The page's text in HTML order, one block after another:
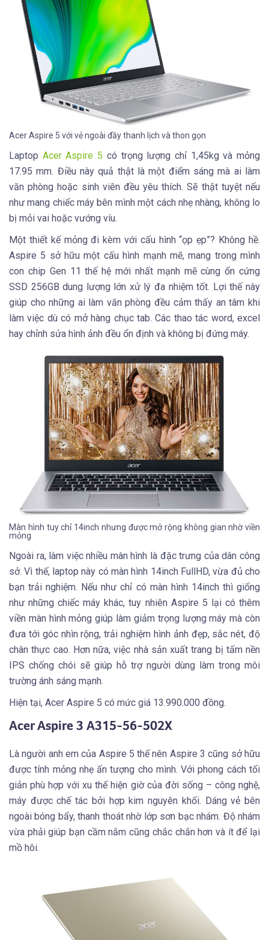
Acer Aspire 5 với vẻ ngoài đầy thanh lịch và thon gọn
Laptop Acer Aspire 5 có trọng lượng chỉ 1,45kg và mỏng
17.95 mm. Điều này quả thật là một điểm sáng mà ai làm
văn phòng hoặc sinh viên đều yêu thích. Sẽ thật tuyệt nếu
như mang chiếc máy bên mình một cách nhẹ nhàng, không lo
bị mỏi vai hoặc vướng víu.
Một thiết kế mỏng đi kèm với cấu hình “ọp ẹp”? Không hề.
Aspire 5 sở hữu một cấu hình mạnh mẽ, mang trong mình
con chip Gen 11 thế hệ mới nhất mạnh mẽ cùng ổn cứng
SSD 256GB dung lượng lớn xử lý đa nhiệm tốt. Lợi thế này
giúp cho những ai làm văn phòng đều cảm thấy an tâm khi
làm việc dù có mở hàng chục tab. Các thao tác word, excel
hay chỉnh sửa hình ảnh đều ổn định và không bị đứng máy.
Màn hình tuy chỉ 14inch nhưng được mở rộng không gian nhờ viền
mỏng
Ngoài ra, làm việc nhiều màn hình là đặc trưng của dân công
sở. Vì thế, laptop này có màn hình 14inch FullHD, vừa đủ cho
bạn trải nghiệm. Nếu như chỉ có màn hình 14inch thì giống
như những chiếc máy khác, tuy nhiên Aspire 5 lại có thêm
viền màn hình mỏng giúp làm giảm trọng lượng máy mà còn
đưa tới góc nhìn rộng, trải nghiệm hình ảnh đẹp, sắc nét, độ
chân thực cao. Hơn nữa, việc nhà sản xuất trang bị tấm nền
IPS chống chói sẽ giúp hỗ trợ người dùng làm trong môi
trường ánh sáng mạnh.
Hiện tại, Acer Aspire 5 có mức giá 13.990.000 đồng.
Acer Aspire 3 A315-56-502X
Là người anh em của Aspire 5 thế nên Aspire 3 cũng sở hữu
được tính mỏng nhẹ ấn tượng cho mình. Với phong cách tối
giản phù hợp với xu thế hiện giờ của đời sống – công nghệ,
máy được chế tác bởi hợp kim nguyên khối. Dáng vẻ bên
ngoài bóng bẩy, thanh thoát nhờ lớp sơn bạc nhám. Độ nhám
vừa phải giúp bạn cầm nắm cũng chắc chắn hơn và ít để lại
mồ hôi.